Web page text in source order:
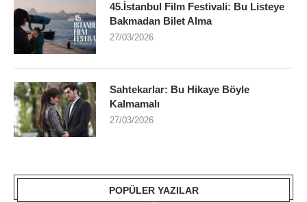
45.İstanbul Film Festivali: Bu Listeye
Bakmadan Bilet Alma
27/03/2026
Sahtekarlar: Bu Hikaye Böyle
Kalmamalı
27/03/2026
POPÜLER YAZILAR